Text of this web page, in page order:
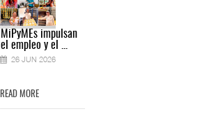
MiPyMEs impulsan
el empleo y el ...
26 JUN 2026
READ MORE